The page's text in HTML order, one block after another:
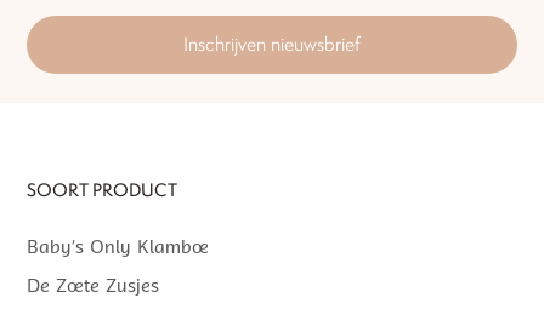
Inschrijven nieuwsbrief
SOORT PRODUCT
Baby’s Only Klamboe
De Zoete Zusjes